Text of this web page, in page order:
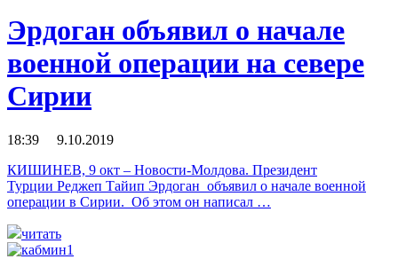
Эрдоган объявил о начале
военной операции на севере
Сирии
18:39 9.10.2019
КИШИНЕВ, 9 окт – Новости-Молдова. Президент
Турции Реджеп Тайип Эрдоган объявил о начале военной
операции в Сирии. Об этом он написал …
читать